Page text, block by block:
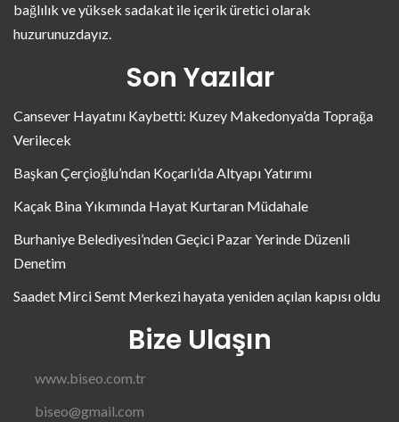
bağlılık ve yüksek sadakat ile içerik üretici olarak
huzurunuzdayız.
Son Yazılar
Cansever Hayatını Kaybetti: Kuzey Makedonya’da Toprağa
Verilecek
Başkan Çerçioğlu’ndan Koçarlı’da Altyapı Yatırımı
Kaçak Bina Yıkımında Hayat Kurtaran Müdahale
Burhaniye Belediyesi’nden Geçici Pazar Yerinde Düzenli
Denetim
Saadet Mirci Semt Merkezi hayata yeniden açılan kapısı oldu
Bize Ulaşın
www.biseo.com.tr
biseo@gmail.com